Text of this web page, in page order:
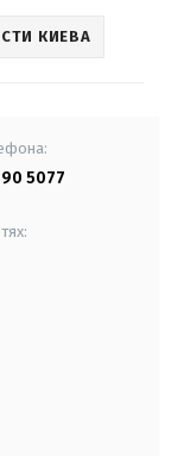
КИЕВА
5077